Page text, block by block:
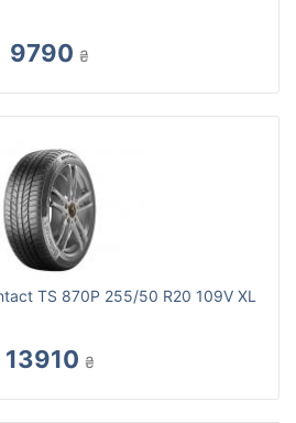
9790 ₴
TS 870P 255/50 R20 109V XL
13910 ₴